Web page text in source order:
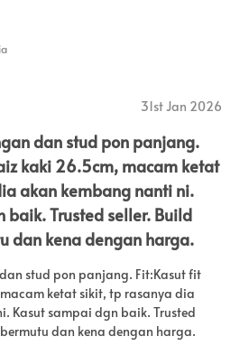
31st Jan 2026
dan stud pon panjang.
kaki 26.5cm, macam ketat
akan kembang nanti ni.
baik. Trusted seller. Build
dan kena dengan harga.
stud pon panjang. Fit:Kasut fit
ketat sikit, tp rasanya dia
Kasut sampai dgn baik. Trusted
dan kena dengan harga.